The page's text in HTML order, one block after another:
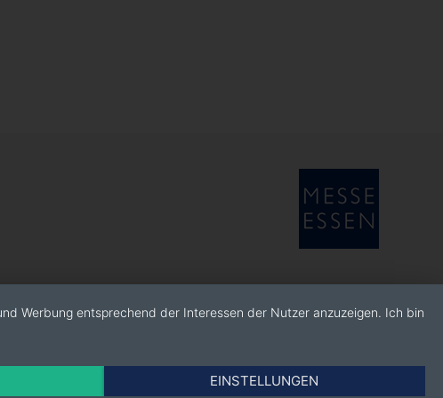
Werbung entsprechend der Interessen der Nutzer anzuzeigen. Ich bin
EINSTELLUNGEN